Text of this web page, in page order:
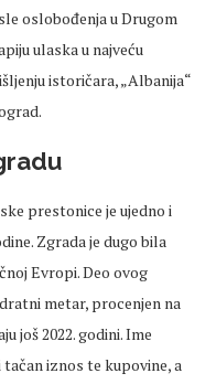
oslobođenja u Drugom
ulaska u najveću
istoričara, „Albanija“
prestonice je ujedno i
Zgrada je dugo bila
Evropi. Deo ovog
metar, procenjen na
još 2022. godini. Ime
iznos te kupovine, a